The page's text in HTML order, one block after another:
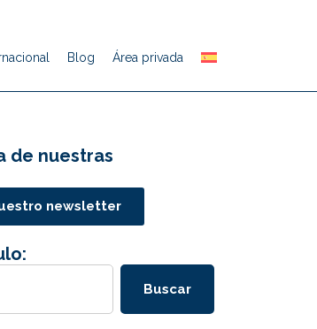
Blog Área privada
de nuestras
newsletter
Buscar